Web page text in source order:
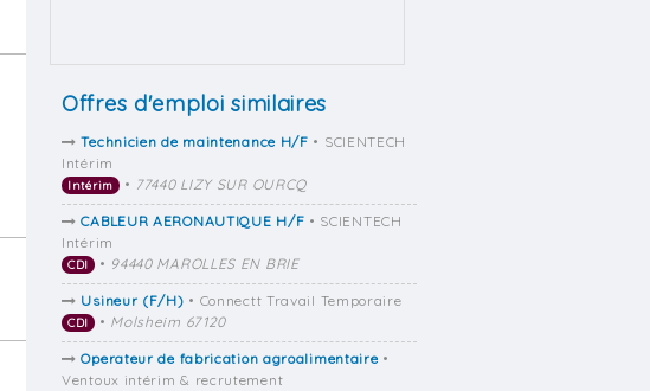
Offres d'emploi similaires
Technicien de maintenance H/F • SCIENTECH
Intérim
Intérim • 77440 LIZY SUR OURCQ
CABLEUR AERONAUTIQUE H/F • SCIENTECH
Intérim
CDI • 94440 MAROLLES EN BRIE
Usineur (F/H) • Connectt Travail Temporaire
CDI • Molsheim 67120
Operateur de fabrication agroalimentaire •
Ventoux intérim & recrutement